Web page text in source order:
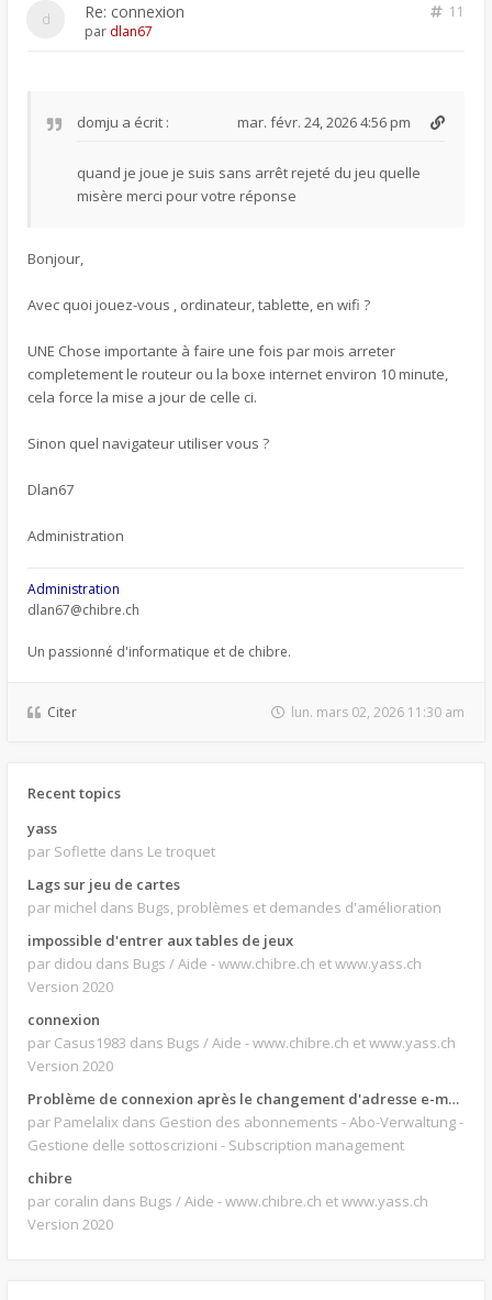
Re: connexion
11
par dlan67
domju a écrit : mar. févr. 24, 2026 4:56 pm
quand je joue je suis sans arrêt rejeté du jeu quelle
misère merci pour votre réponse
Bonjour,
Avec quoi jouez-vous , ordinateur, tablette, en wifi ?
UNE Chose importante à faire une fois par mois arreter
completement le routeur ou la boxe internet environ 10 minute,
cela force la mise a jour de celle ci.
Sinon quel navigateur utiliser vous ?
Dlan67
Administration
Administration
dlan67@chibre.ch
Un passionné d'informatique et de chibre.
Citer lun. mars 02, 2026 11:30 am
Recent topics
yass
par Soflette dans Le troquet
Lags sur jeu de cartes
par michel dans Bugs, problèmes et demandes d'amélioration
impossible d'entrer aux tables de jeux
par didou dans Bugs / Aide - www.chibre.ch et www.yass.ch
Version 2020
connexion
par Casus1983 dans Bugs / Aide - www.chibre.ch et www.yass.ch
Version 2020
Problème de connexion après le changement d'adresse e-mail.
par Pamelalix dans Gestion des abonnements - Abo-Verwaltung -
Gestione delle sottoscrizioni - Subscription management
chibre
par coralin dans Bugs / Aide - www.chibre.ch et www.yass.ch
Version 2020